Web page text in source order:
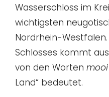
Wasserschloss im
wichtigsten
Nordrhein-
Schlosses kommt
von den Worten
Land“ bedeutet.